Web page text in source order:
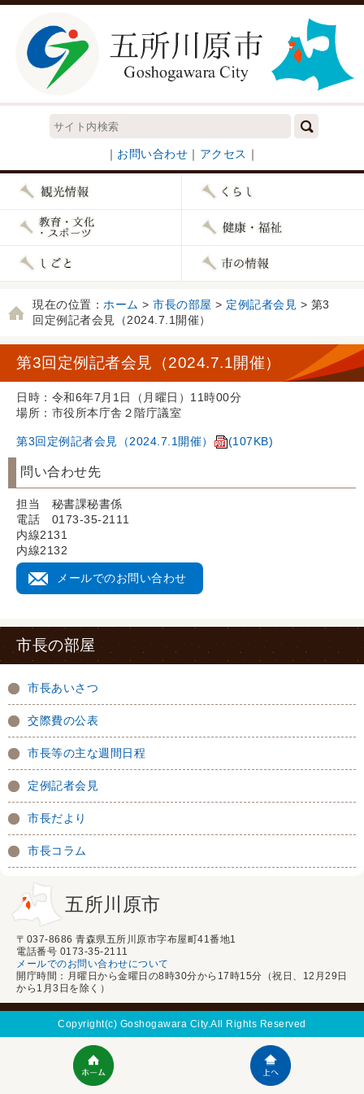
｜ お問い合わせ ｜ アクセス ｜
現在の位置： ホーム > 市長の部屋 > 定例記者会見 > 第3
回定例記者会見（2024.7.1開催）
第3回定例記者会見（2024.7.1開催）
日時：令和6年7月1日（月曜日）11時00分
場所：市役所本庁舎２階庁議室
第3回定例記者会見（2024.7.1開催） (107KB)
問い合わせ先
担当 秘書課秘書係
電話 0173-35-2111
内線2131
内線2132
メールでのお問い合わせ
市長の部屋
市長あいさつ
交際費の公表
市長等の主な週間日程
定例記者会見
市長だより
市長コラム
五所川原市
〒037-8686 青森県五所川原市字布屋町41番地1
電話番号 0173-35-2111
メールでのお問い合わせについて
開庁時間：月曜日から金曜日の8時30分から17時15分（祝日、12月29日
から1月3日を除く）
Copyright(c) Goshogawara City.All Rights Reserved